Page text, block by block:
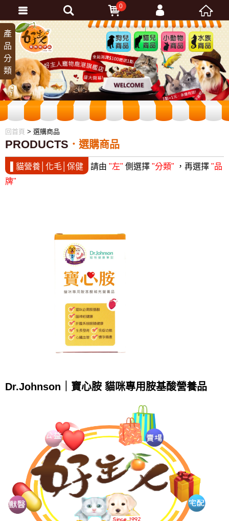
狗兒
商品
貓兒
商品
小動
物商
品
水族
商品
回首頁 > 選購商品
產
品
分
類
PRODUCTS 選購商品
▌貓營養│化毛│保健 請由 "左" 側選擇 "分類" ，再選擇 "品
牌"
Dr.Johnson｜寶心胺 貓咪專用胺基酸營養品
0
會員登入
忘記密碼
加入會員
訂單查詢